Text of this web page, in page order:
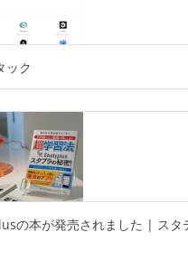
ック
の本が発売されました | スタ